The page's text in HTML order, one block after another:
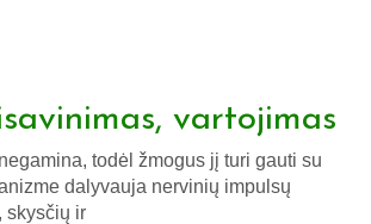
vartojimas
todėl žmogus jį turi gauti su
dalyvauja nervinių impulsų
skysčių ir